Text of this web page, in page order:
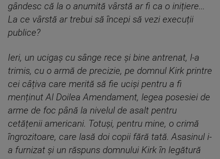
gândesc că la o anumită vârstă ar fi ca o inițiere...
La ce vârstă ar trebui să începi să vezi execuții
publice?
Ieri, un ucigaș cu sânge rece și bine antrenat, l-a
trimis, cu o armă de precizie, pe domnul Kirk printre
cei câțiva care merită să fie uciși pentru a fi
menținut Al Doilea Amendament, legea posesiei de
arme de foc până la nivelul de asalt pentru
cetățenii americani. Totuși, pentru mine, o crimă
îngrozitoare, care lasă doi copii fără tată. Asasinul i-
a furnizat și un răspuns domnului Kirk în legătură